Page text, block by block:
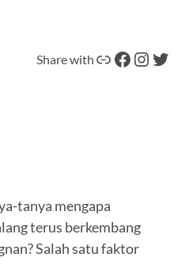
Share with Tautan Facebook Instagram Twitter
tanya mengapa
terus berkembang
Salah satu faktor